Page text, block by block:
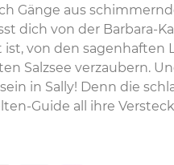
Gänge aus
dich von der Barbara-
ist, von den sagenhaften
Salzsee verzaubern.
in Sally! Denn die
Guide all ihre